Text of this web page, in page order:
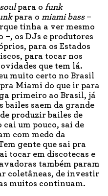
soulpara o funk
para o miami bass–
tinha a ver mesmo
os DJs e produtores
para os Estados
para tocar nos
que tem lá.
muito certo no Brasil
Miami do que ir para
primeiro ao Brasil, já
bailes saem da grande
produzir bailes de
cai um pouco, sai de
com medo da
gente que sai pra
tocar em discotecas e
também param
coletâneas, de investir
muitos continuam.